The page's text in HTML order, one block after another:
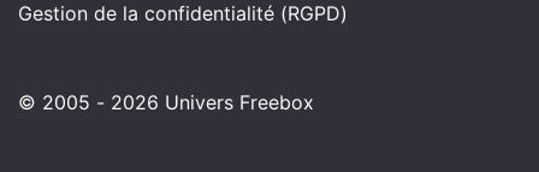
Gestion de la confidentialité (RGPD)
© 2005 - 2026 Univers Freebox